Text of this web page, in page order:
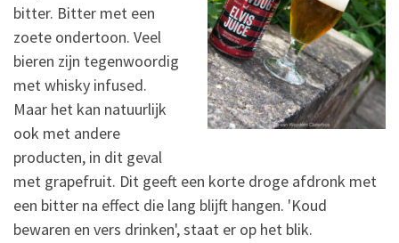
bitter. Bitter met een
zoete ondertoon. Veel
bieren zijn tegenwoordig
met whisky infused.
Maar het kan natuurlijk
ook met andere
producten, in dit geval
met grapefruit. Dit geeft een korte droge afdronk met
een bitter na effect die lang blijft hangen. 'Koud
bewaren en vers drinken', staat er op het blik.